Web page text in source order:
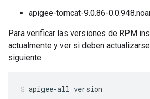
apigee-tomcat-9.0.86-
Para verificar las versiones de RPM
actualmente y ver si deben
siguiente:
apigee-all version